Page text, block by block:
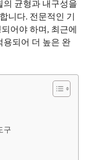
의 균형과 내구성을
니다. 전문적인 기
어야 하며, 최근에
용되어 더 높은 완
구